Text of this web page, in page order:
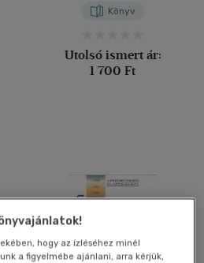
Könyv
Utolsó ismert ár:
1 700 Ft
hogy az ízléséhez minél
a figyelmébe ajánlani, arra kérjük,